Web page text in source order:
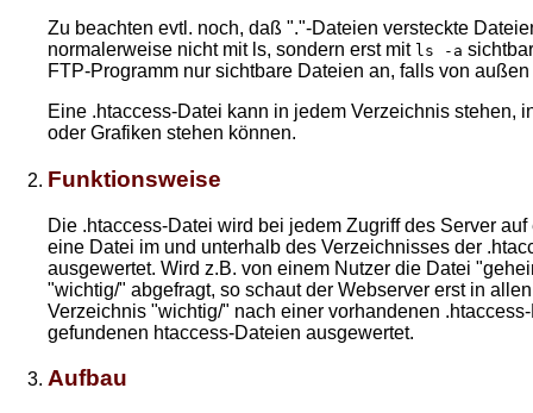
Zu beachten evtl. noch, daß "."-Dateien versteckte
normalerweise nicht mit ls, sondern erst mit ls -a
FTP-Programm nur sichtbare Dateien an, falls von
Eine .htaccess-Datei kann in jedem Verzeichnis stehen,
oder Grafiken stehen können.
Funktionsweise
Die .htaccess-Datei wird bei jedem Zugriff des Server
eine Datei im und unterhalb des Verzeichnisses der
ausgewertet. Wird z.B. von einem Nutzer die Datei
"wichtig/" abgefragt, so schaut der Webserver erst in
Verzeichnis "wichtig/" nach einer vorhandenen
gefundenen htaccess-Dateien ausgewertet.
Aufbau